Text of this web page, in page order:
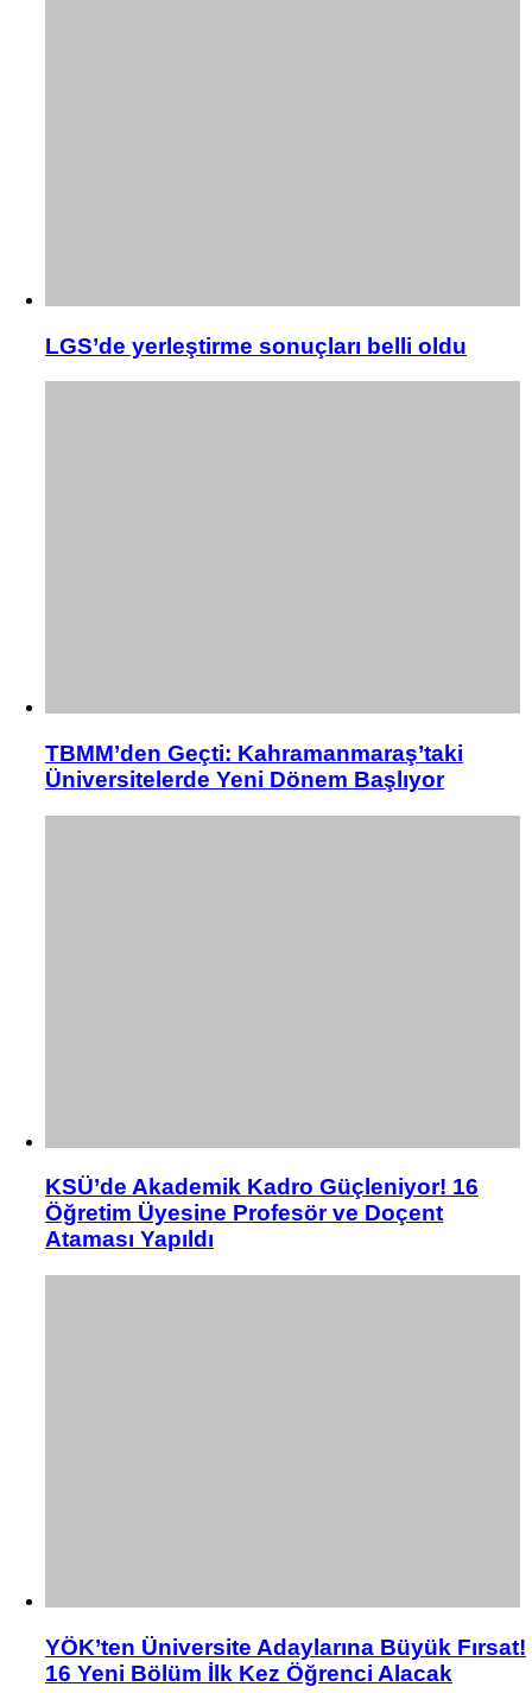
LGS’de yerleştirme sonuçları belli oldu
TBMM’den Geçti: Kahramanmaraş’taki
Üniversitelerde Yeni Dönem Başlıyor
KSÜ’de Akademik Kadro Güçleniyor! 16
Öğretim Üyesine Profesör ve Doçent
Ataması Yapıldı
YÖK’ten Üniversite Adaylarına Büyük Fırsat!
16 Yeni Bölüm İlk Kez Öğrenci Alacak